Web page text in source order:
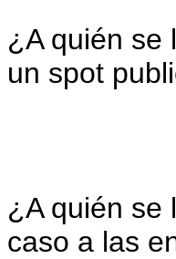
¿A quién se
un spot
¿A quién se
caso a las